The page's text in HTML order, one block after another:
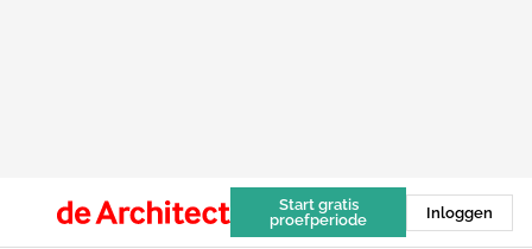
Start gratis
proefperiode
Inloggen